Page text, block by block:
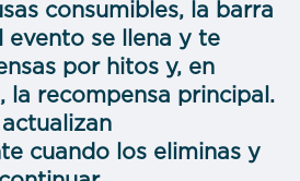
consumibles, la barra
evento se llena y te
por hitos y, en
la recompensa principal.
cuando los eliminas y